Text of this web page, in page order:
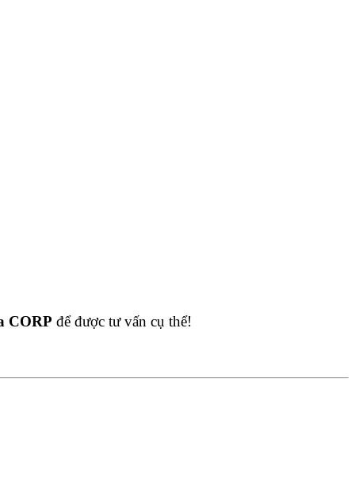
CORP để được tư vấn cụ thể!